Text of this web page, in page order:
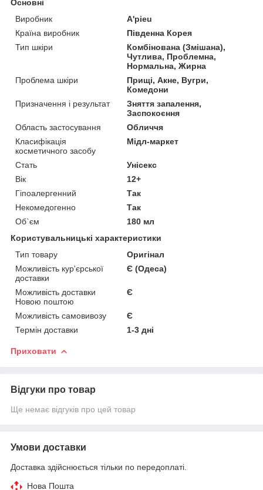
Основні
Виробник
A'pieu
Країна виробник
Південна Корея
Тип шкіри
Комбінована (Змішана),
Чутлива, Проблемна,
Нормальна, Жирна
Проблема шкіри
Прищі, Акне, Вугри,
Комедони
Призначення і результат
Зняття запалення,
Заспокоєння
Область застосування
Обличчя
Класифікація
косметичного засобу
Мідл-маркет
Стать
Унісекс
Вік
12+
Гіпоалергенний
Так
Некомедогенно
Так
Об`єм
180 мл
Користувальницькі характеристики
Тип товару
Оригінал
Можливість кур'єрської
доставки
Є (Одеса)
Можливість доставки
Новою поштою
Є
Можливість самовивозу
Є
Термін доставки
1-3 дні
Приховати
Відгуки про товар
Ще немає відгуків про цей товар
Умови доставки
Доставка здійснюється тільки по передоплаті.
Нова Пошта